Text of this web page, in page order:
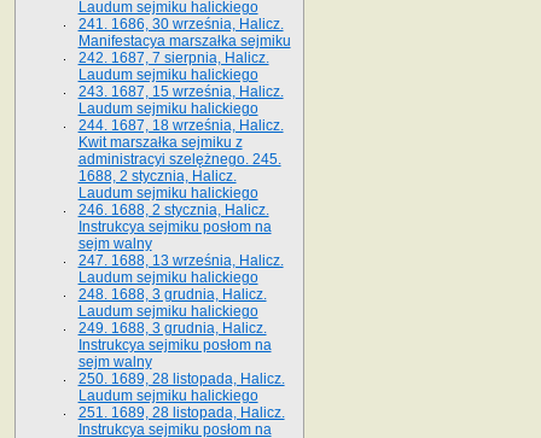
Laudum sejmiku halickiego
241. 1686, 30 września, Halicz.
Manifestacya marszałka sejmiku
242. 1687, 7 sierpnia, Halicz.
Laudum sejmiku halickiego
243. 1687, 15 września, Halicz.
Laudum sejmiku halickiego
244. 1687, 18 września, Halicz.
Kwit marszałka sejmiku z
administracyi szelężnego. 245.
1688, 2 stycznia, Halicz.
Laudum sejmiku halickiego
246. 1688, 2 stycznia, Halicz.
Instrukcya sejmiku posłom na
sejm walny
247. 1688, 13 września, Halicz.
Laudum sejmiku halickiego
248. 1688, 3 grudnia, Halicz.
Laudum sejmiku halickiego
249. 1688, 3 grudnia, Halicz.
Instrukcya sejmiku posłom na
sejm walny
250. 1689, 28 listopada, Halicz.
Laudum sejmiku halickiego
251. 1689, 28 listopada, Halicz.
Instrukcya sejmiku posłom na